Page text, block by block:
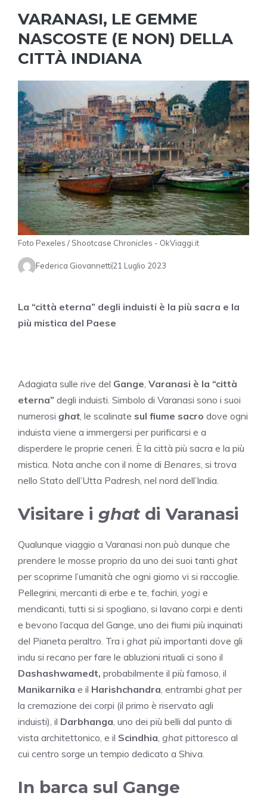
VARANASI, LE GEMME
NASCOSTE (E NON) DELLA
CITTÀ INDIANA
Foto Pexeles / Shootcase Chronicles - OkViaggi.it
Federica Giovannetti21 Luglio 2023
La “città eterna” degli induisti è la più sacra e la
più mistica del Paese
Adagiata sulle rive del Gange Varanasi è la “città
eterna” degli induisti. Simbolo di Varanasi sono i suoi
numerosi ghat , le scalinate sul fiume sacro dove ogni
induista viene a immergersi per purificarsi e a
disperdere le proprie ceneri. È la città più sacra e la più
mistica. Nota anche con il nome di Benares , si trova
nello Stato dell’Utta Padresh, nel nord dell’India.
Visitare i ghat di Varanasi
Qualunque viaggio a Varanasi non può dunque che
prendere le mosse proprio da uno dei suoi tanti ghat
per scoprirne l’umanità che ogni giorno vi si raccoglie.
Pellegrini, mercanti di erbe e te, fachiri, yogi e
mendicanti, tutti si si spogliano, si lavano corpi e denti
e bevono l’acqua del Gange, uno dei fiumi più inquinati
del Pianeta peraltro. Tra i ghat più importanti dove gli
indu si recano per fare le abluzioni rituali ci sono il
Dashashwamedt, probabilmente il più famoso, il
Manikarnika e il Harishchandra , entrambi ghat per
la cremazione dei corpi (il primo è riservato agli
induisti), il Darbhanga , uno dei più belli dal punto di
vista architettonico, e il Scindhia ghat pittoresco al
cui centro sorge un tempio dedicato a Shiva.
In barca sul Gange